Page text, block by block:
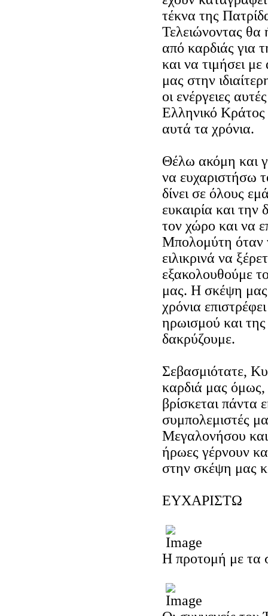
τέκνα της
Τελειώνοντας
από καρδιάς για
και να τιμήσει
μας στην
οι ενέργειες
Ελληνικό
αυτά τα χρόνια.
Θέλω ακόμη και
να ευχαριστήσω
δίνει σε όλους
ευκαιρία και
τον χώρο και να
Μπολομύτη όταν
ειλικρινά να
εξακολουθούμε
μας. Η σκέψη μας
χρόνια
ηρωισμού και
δακρύζουμε.
Σεβασμιότατε,
καρδιά μας
βρίσκεται πάντα
συμπολεμιστές
Μεγαλονήσου και
ήρωες γέρνουν
στην σκέψη μας
ΕΥΧΑΡΙΣΤΩ
Η προτομή με τα